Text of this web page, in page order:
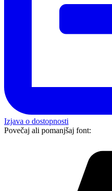
Izjava o dostopnosti
Povečaj ali pomanjšaj font: